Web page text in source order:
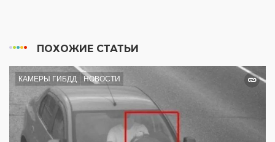
ПОХОЖИЕ СТАТЬИ
КАМЕРЫ ГИБДД НОВОСТИ